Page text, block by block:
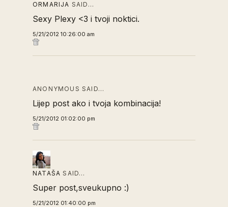
ORMARIJA SAID…
Sexy Plexy <3 i tvoji noktici.
5/21/2012 10:26:00 am
ANONYMOUS SAID…
Lijep post ako i tvoja kombinacija!
5/21/2012 01:02:00 pm
NATAŠA SAID…
Super post,sveukupno :)
5/21/2012 01:40:00 pm